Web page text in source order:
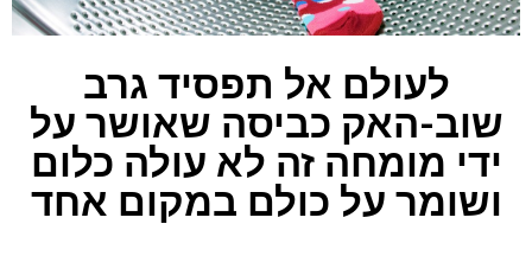
לעולם אל תפסיד גרב
שוב-האק כביסה שאושר על
ידי מומחה זה לא עולה כלום
ושומר על כולם במקום אחד